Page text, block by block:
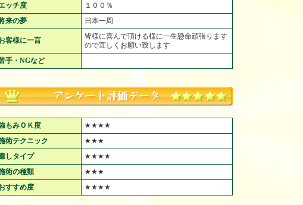
ッチ度
１００％
来の夢
日本一周
客様に一言
皆様に喜んで頂ける様に一生懸命頑張ります
ので宜しくお願い致します
手・NGなど
もみＯＫ度
★★★★
術テクニック
★★★
しタイプ
★★★★
術の種類
★★★
すすめ度
★★★★